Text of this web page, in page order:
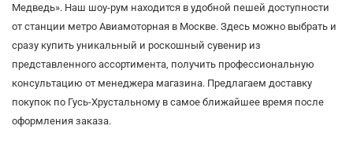
Медведь». Наш шоу-рум находится в удобной пешей доступности
от станции метро Авиамоторная в Москве. Здесь можно выбрать и
сразу купить уникальный и роскошный сувенир из
представленного ассортимента, получить профессиональную
консультацию от менеджера магазина. Предлагаем доставку
покупок по Гусь-Хрустальному в самое ближайшее время после
оформления заказа.